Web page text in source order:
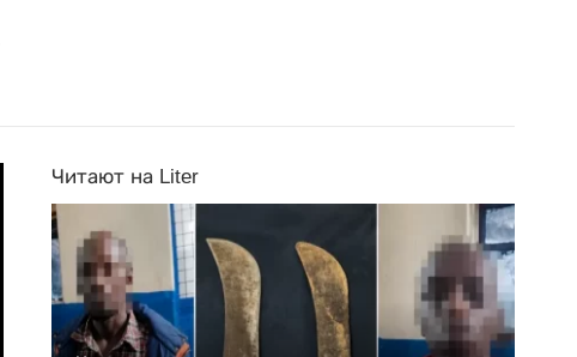
Читают на Liter